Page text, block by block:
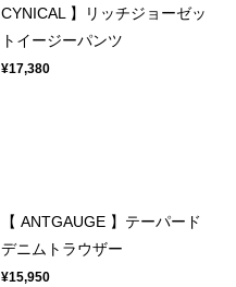
CYNICAL 】リッチジョーゼッ
トイージーパンツ
¥17,380
【 ANTGAUGE 】テーパード
デニムトラウザー
¥15,950